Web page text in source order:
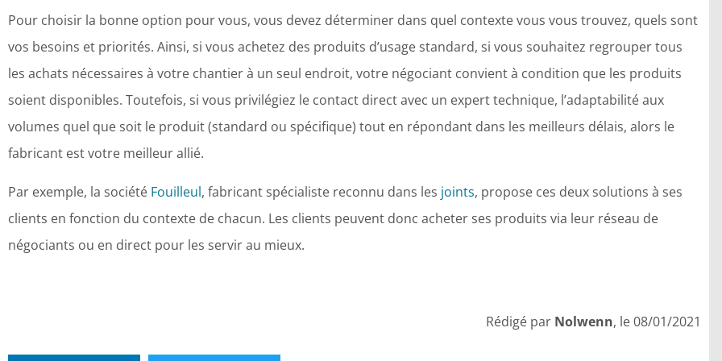
Pour choisir la bonne option pour vous, vous devez déterminer dans quel contexte vous vous trouvez, quels sont
vos besoins et priorités. Ainsi, si vous achetez des produits d’usage standard, si vous souhaitez regrouper tous
les achats nécessaires à votre chantier à un seul endroit, votre négociant convient à condition que les produits
soient disponibles. Toutefois, si vous privilégiez le contact direct avec un expert technique, l’adaptabilité aux
volumes quel que soit le produit (standard ou spécifique) tout en répondant dans les meilleurs délais, alors le
fabricant est votre meilleur allié.
Par exemple, la société Fouilleul, fabricant spécialiste reconnu dans les joints, propose ces deux solutions à ses
clients en fonction du contexte de chacun. Les clients peuvent donc acheter ses produits via leur réseau de
négociants ou en direct pour les servir au mieux.
Rédigé par Nolwenn, le 08/01/2021